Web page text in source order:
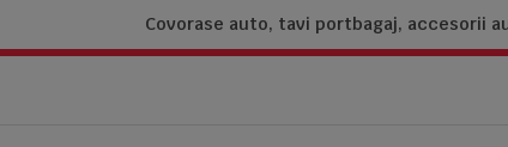
Covorase auto, tavi portbagaj, accesorii